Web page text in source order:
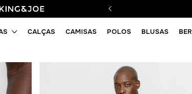
CALÇAS CAMISAS POLOS BLUSAS